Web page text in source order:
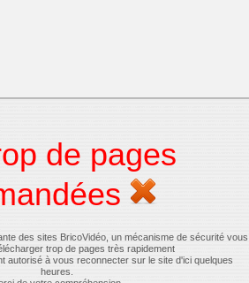
de pages
des sites BricoVidéo, un mécanisme de sécurité vous
trop de pages très rapidement
autorisé à vous reconnecter sur le site d'ici quelques
heures.